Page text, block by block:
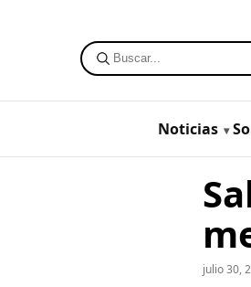
Noticias
julio 30,